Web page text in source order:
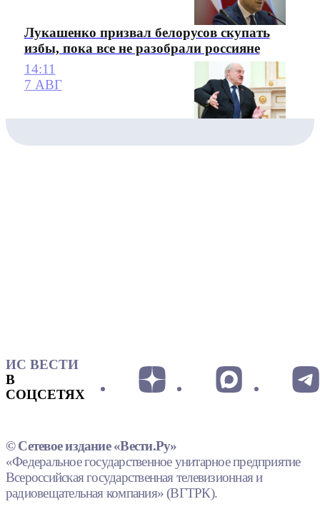
Лукашенко призвал белорусов скупать
избы, пока все не разобрали россияне
14:11
7 АВГ
ИС ВЕСТИ
В
СОЦСЕТЯХ
© Сетевое издание «Вести.Ру»
«Федеральное государственное унитарное предприятие
Всероссийская государственная телевизионная и
радиовещательная компания» (ВГТРК).